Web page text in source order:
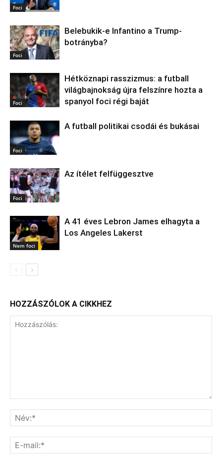
Foci
Foci
Belebukik-e Infantino a Trump-
botrányba?
Foci
Hétköznapi rasszizmus: a futball
világbajnokság újra felszínre hozta a
spanyol foci régi baját
Foci
A futball politikai csodái és bukásai
Foci
Az ítélet felfüggesztve
Nem foci
A 41 éves Lebron James elhagyta a
Los Angeles Lakerst
HOZZÁSZÓLOK A CIKKHEZ